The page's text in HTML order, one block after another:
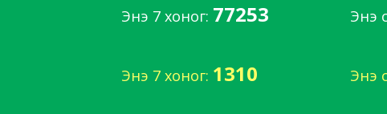
Энэ 7 хоног: 77253 Энэ
Энэ 7 хоног: 1310 Энэ